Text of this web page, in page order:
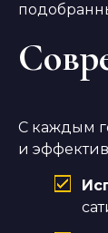
С каждым
и